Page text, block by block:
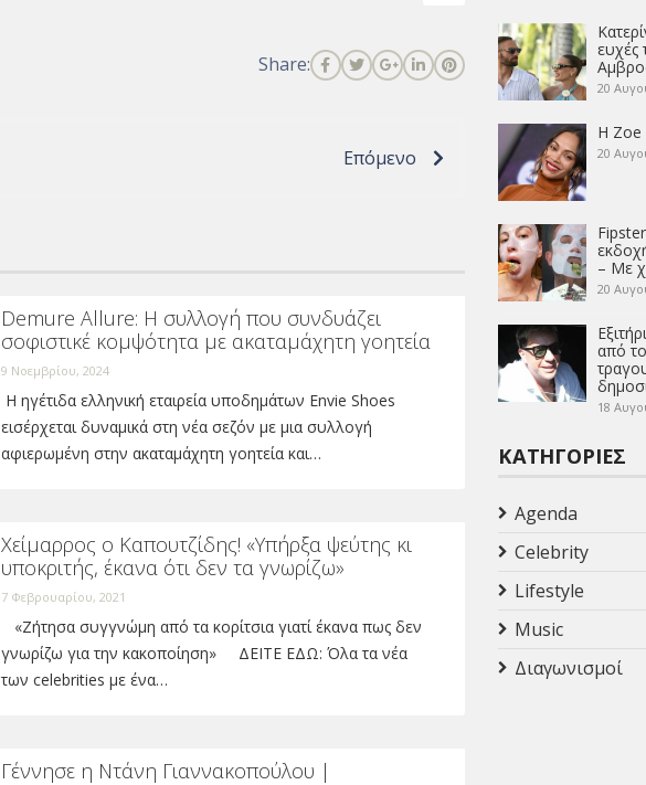
Share:
Επόμενο
Demure Allure: Η συλλογή που συνδυάζει
σοφιστικέ κομψότητα με ακαταμάχητη γοητεία
9 Νοεμβρίου, 2024
Η ηγέτιδα ελληνική εταιρεία υποδημάτων Envie Shoes
εισέρχεται δυναμικά στη νέα σεζόν με μια συλλογή
αφιερωμένη στην ακαταμάχητη γοητεία και…
Χείμαρρος ο Καπουτζίδης! «Υπήρξα ψεύτης κι
υποκριτής, έκανα ότι δεν τα γνωρίζω»
7 Φεβρουαρίου, 2021
«Ζήτησα συγγνώμη από τα κορίτσια γιατί έκανα πως δεν
γνωρίζω για την κακοποίηση» ΔΕΙΤΕ ΕΔΩ: Όλα τα νέα
των celebrities με ένα…
Γέννησε η Ντάνη Γιαννακοπούλου |
ευχές
20
Η Zoe
20
– Με
20
από
18
ΚΑΤΗΓΟΡΊΕΣ
Agenda
Celebrity
Lifestyle
Music
Διαγωνισμοί